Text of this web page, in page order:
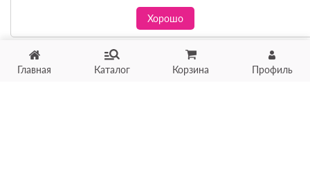
Главная Каталог Корзина Профиль
Хорошо